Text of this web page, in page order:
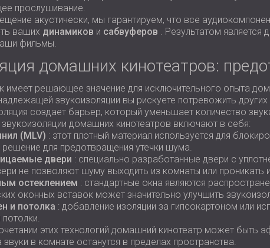
прослушивание.
акустически, мы гарантируем, что все
ваших динамиков и сабвуферов . Результатом
фильмы.
домашних кинотеатров:
имеет решающее значение для исключительного опыта
звукоизоляции вы рискуете потревожить
создает барьер, который уменьшает количество
домашних кинотеатров включают в себя:
(MLV) : этот плотный материал используется для
для предотвращения утечки шума.
двери : специально разработанные двери с
не позволяют шуму выходить из комнаты или проникать
остеклением : стандартные окна являются
оконных вставок может значительно улучшить
и потолка : добавление изоляции за гипсокартоном или
этих технологий домашний кинотеатр может быть
в комнате останутся в пределах пространства.